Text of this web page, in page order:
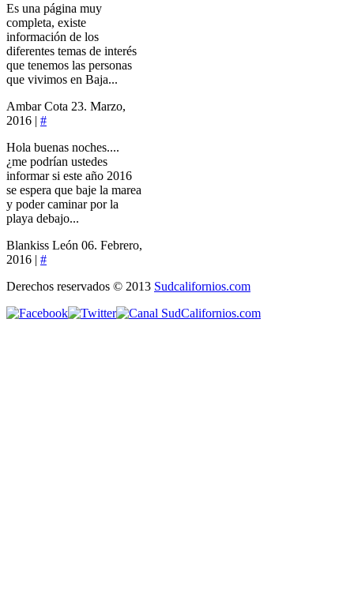
Es una página muy
completa, existe
información de los
diferentes temas de interés
que tenemos las personas
que vivimos en Baja...
Ambar Cota 23. Marzo,
2016 | #
Hola buenas noches....
¿me podrían ustedes
informar si este año 2016
se espera que baje la marea
y poder caminar por la
playa debajo...
Blankiss León 06. Febrero,
2016 | #
Derechos reservados © 2013 Sudcalifornios.com